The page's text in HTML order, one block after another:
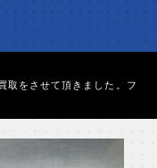
取をさせて頂きました。フ